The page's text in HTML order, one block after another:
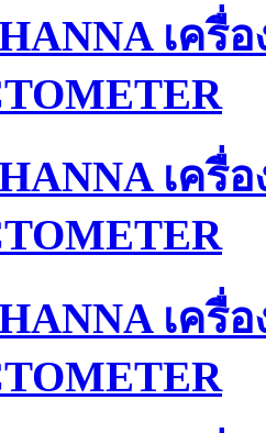
เค
เค
เค